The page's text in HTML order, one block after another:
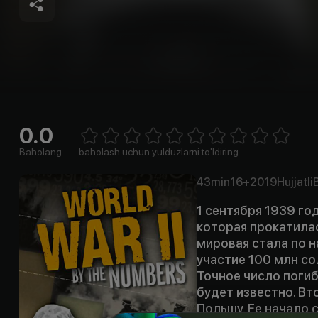
0.0
Baholang 1 Star2 Stars3 Stars4 Stars5 Stars6 Stars7 Stars8 Stars
baholash uchun yulduzlarni to'ldiring
43min16+2019Hujjatli
1 сентября 1939
которая
мировая стала по
участие 100 млн
Точное число
будет известно.
Польшу. Ее начало